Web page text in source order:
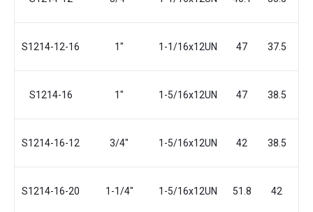
S1214-12-16 1" 1-1/16x12UN 47 37.5
S1214-16 1" 1-5/16x12UN 47 38.5
S1214-16-12 3/4" 1-5/16x12UN 42 38.5
S1214-16-20 1-1/4" 1-5/16x12UN 51.8 42